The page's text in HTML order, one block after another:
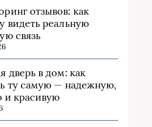
отзывов: как
видеть реальную
связь
дверь в дом: как
ту самую — надежную,
и красивую